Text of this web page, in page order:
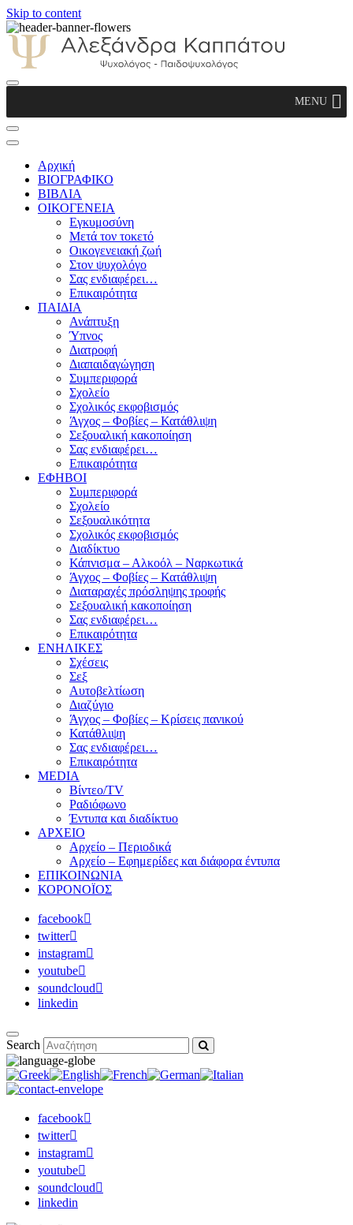
Skip to content
Παιδοψυχολόγος
MENU
Αρχική
ΒΙΟΓΡΑΦΙΚΟ
ΒΙΒΛΙΑ
ΟΙΚΟΓΕΝΕΙΑ
Εγκυμοσύνη
Μετά τον τοκετό
Οικογενειακή ζωή
Στον ψυχολόγο
Σας ενδιαφέρει…
Επικαιρότητα
ΠΑΙΔΙΑ
Ανάπτυξη
Ύπνος
Διατροφή
Διαπαιδαγώγηση
Συμπεριφορά
Σχολείο
Σχολικός εκφοβισμός
Άγχος – Φοβίες – Κατάθλιψη
Σεξουαλική κακοποίηση
Σας ενδιαφέρει…
Επικαιρότητα
ΕΦΗΒΟΙ
Συμπεριφορά
Σχολείο
Σεξουαλικότητα
Σχολικός εκφοβισμός
Διαδίκτυο
Κάπνισμα – Αλκοόλ – Ναρκωτικά
Άγχος – Φοβίες – Κατάθλιψη
Διαταραχές πρόσληψης τροφής
Σεξουαλική κακοποίηση
Σας ενδιαφέρει…
Επικαιρότητα
ΕΝΗΛΙΚΕΣ
Σχέσεις
Σεξ
Αυτοβελτίωση
Διαζύγιο
Άγχος – Φοβίες – Κρίσεις πανικού
Κατάθλιψη
Σας ενδιαφέρει…
Επικαιρότητα
MEDIA
Βίντεο/TV
Ραδιόφωνο
Έντυπα και διαδίκτυο
ΑΡΧΕΙΟ
Αρχείο – Περιοδικά
Αρχείο – Εφημερίδες και διάφορα έντυπα
ΕΠΙΚΟΙΝΩΝΙΑ
ΚΟΡΟΝΟΪΟΣ
facebook
twitter
instagram
youtube
soundcloud
linkedin
Search
facebook
twitter
instagram
youtube
soundcloud
linkedin